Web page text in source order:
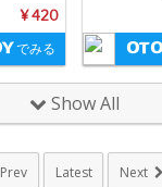
¥ 420
でみる
Show All
Prev Latest Next